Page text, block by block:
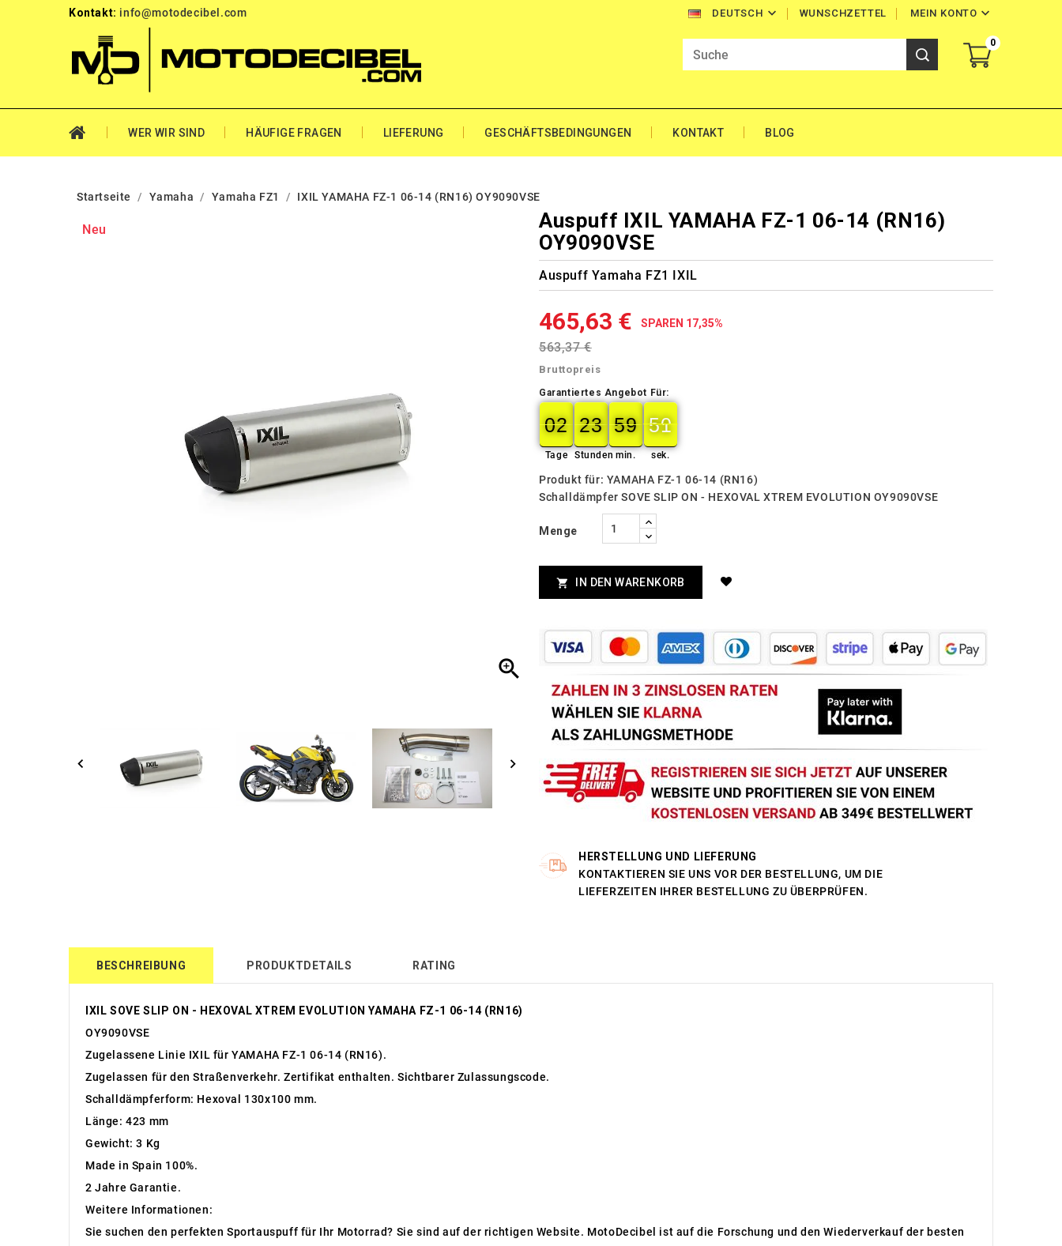
Kontakt: info@motodecibel.com DEUTSCH  MEIN KONTO 
WUNSCHZETTEL
0
WER WIR SIND HÄUFIGE FRAGEN LIEFERUNG GESCHÄFTSBEDINGUNGEN KONTAKT BLOG
Startseite Yamaha Yamaha FZ1 IXIL YAMAHA FZ-1 06-14 (RN16) OY9090VSE
Neu

Auspuff IXIL YAMAHA FZ-1 06-14 (RN16)
OY9090VSE
Auspuff Yamaha FZ1 IXIL
465,63 € SPAREN 17,35%
563,37 €
Bruttopreis
Garantiertes Angebot Für:
02
02
00
Tage
23
23
00
Stunden
59
59
00
min.
49
49
50
sek.
Produkt für: YAMAHA FZ-1 06-14 (RN16)
Schalldämpfer SOVE SLIP ON - HEXOVAL XTREM EVOLUTION OY9090VSE
Menge
 IN DEN WARENKORB
HERSTELLUNG UND LIEFERUNG
KONTAKTIEREN SIE UNS VOR DER BESTELLUNG, UM DIE
LIEFERZEITEN IHRER BESTELLUNG ZU ÜBERPRÜFEN.
BESCHREIBUNG PRODUKTDETAILS RATING
IXIL SOVE SLIP ON - HEXOVAL XTREM EVOLUTION YAMAHA FZ-1 06-14 (RN16)
OY9090VSE
Zugelassene Linie IXIL für YAMAHA FZ-1 06-14 (RN16).
Zugelassen für den Straßenverkehr. Zertifikat enthalten. Sichtbarer Zulassungscode.
Schalldämpferform: Hexoval 130x100 mm.
Länge: 423 mm
Gewicht: 3 Kg
Made in Spain 100%.
2 Jahre Garantie.
Weitere Informationen:
Sie suchen den perfekten Sportauspuff für Ihr Motorrad? Sie sind auf der richtigen Website. MotoDecibel ist auf die Forschung und den Wiederverkauf der besten